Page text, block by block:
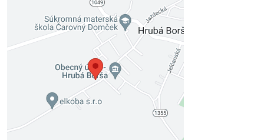
Externý obsah je blokovaný
Voľbami súkromia
Prajete si načítať externý obsah?
Povoliť tentokrát
Povoliť a zapamätať - súhlas s